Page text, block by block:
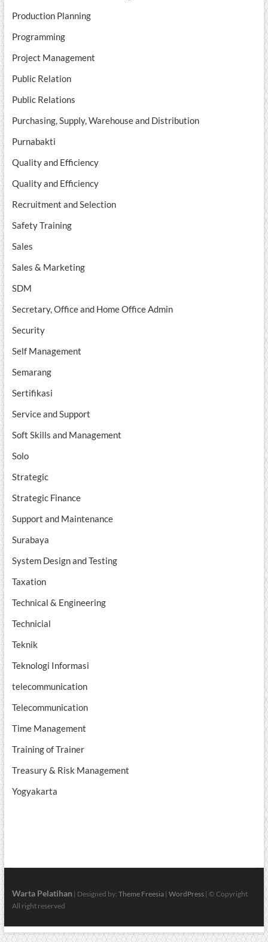
Production Planning
Programming
Project Management
Public Relation
Public Relations
Purchasing, Supply, Warehouse and Distribution
Purnabakti
Quality and Efficiency
Quality and Efficiency
Recruitment and Selection
Safety Training
Sales
Sales & Marketing
SDM
Secretary, Office and Home Office Admin
Security
Self Management
Semarang
Sertifikasi
Service and Support
Soft Skills and Management
Solo
Strategic
Strategic Finance
Support and Maintenance
Surabaya
System Design and Testing
Taxation
Technical & Engineering
Technicial
Teknik
Teknologi Informasi
telecommunication
Telecommunication
Time Management
Training of Trainer
Treasury & Risk Management
Yogyakarta
Warta Pelatihan | Designed by: Theme Freesia| WordPress| © Copyright
All right reserved